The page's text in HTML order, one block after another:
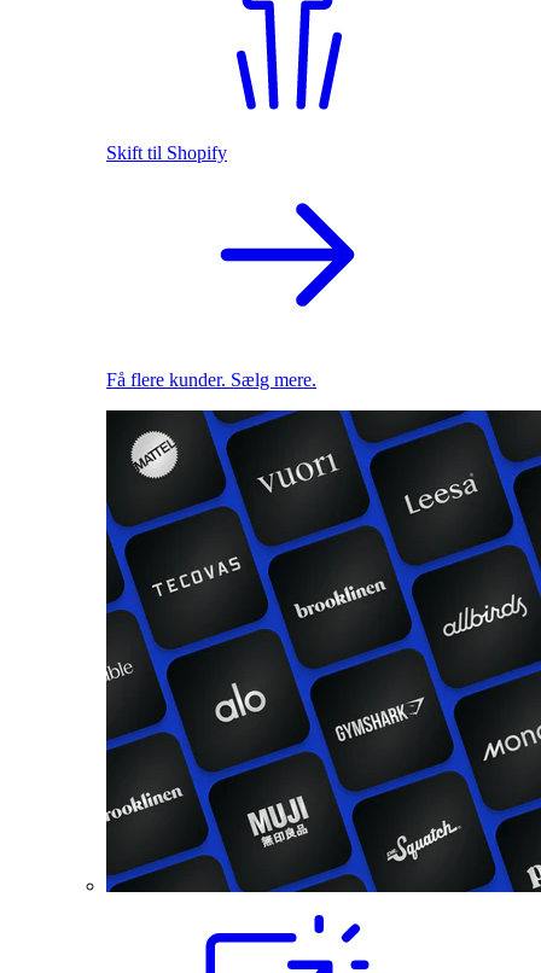
Skift til Shopify
Få flere kunder. Sælg mere.